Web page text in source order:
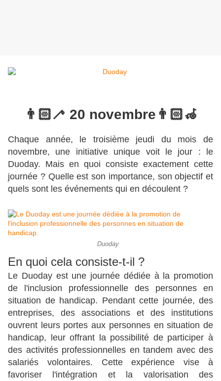
👨🏻‍🦯 20 novembre👨🏻‍🦽
Chaque année, le troisième jeudi du mois de
novembre, une initiative unique voit le jour : le
Duoday. Mais en quoi consiste exactement cette
journée ? Quelle est son importance, son objectif et
quels sont les événements qui en découlent ?
Duoday
En quoi cela consiste-t-il ?
Le Duoday est une journée dédiée à la promotion
de l'inclusion professionnelle des personnes en
situation de handicap. Pendant cette journée, des
entreprises, des associations et des institutions
ouvrent leurs portes aux personnes en situation de
handicap, leur offrant la possibilité de participer à
des activités professionnelles en tandem avec des
salariés volontaires. Cette expérience vise à
favoriser l'intégration et la valorisation des